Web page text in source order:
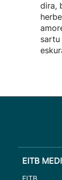
dira,
sartu
EITB
EITB